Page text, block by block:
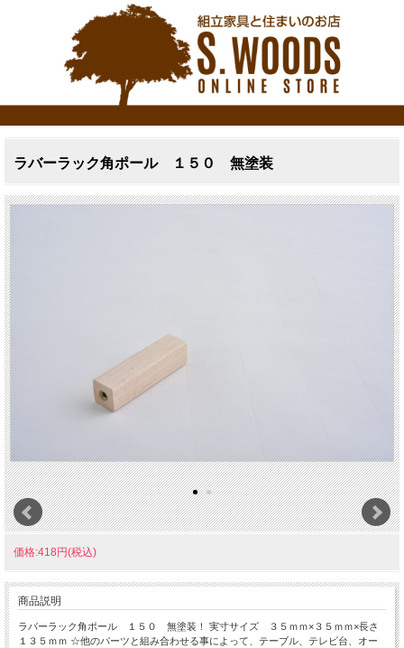
ラバーラック角ポール １５０ 無塗装
価格:418円(税込)
商品説明
ラバーラック角ポール １５０ 無塗装！ 実寸サイズ ３５ｍｍ×３５ｍｍ×長さ
１３５ｍｍ ☆他のパーツと組み合わせる事によって、テーブル、テレビ台、オー